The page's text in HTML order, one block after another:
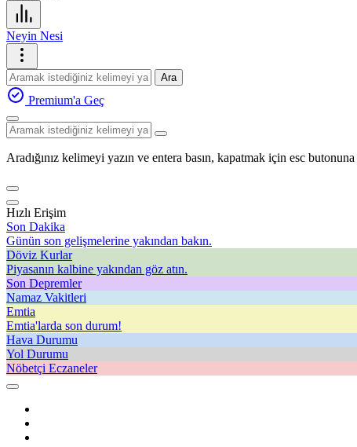
Neyin Nesi
Ara
Premium'a Geç
Aradığınız kelimeyi yazın ve entera basın, kapatmak için esc butonuna
Hızlı Erişim
Son Dakika
Günün son gelişmelerine yakından bakın.
Döviz Kurlar
Piyasanın kalbine yakından göz atın.
Son Depremler
Namaz Vakitleri
Emtia
Emtia'larda son durum!
Hava Durumu
Yol Durumu
Nöbetçi Eczaneler